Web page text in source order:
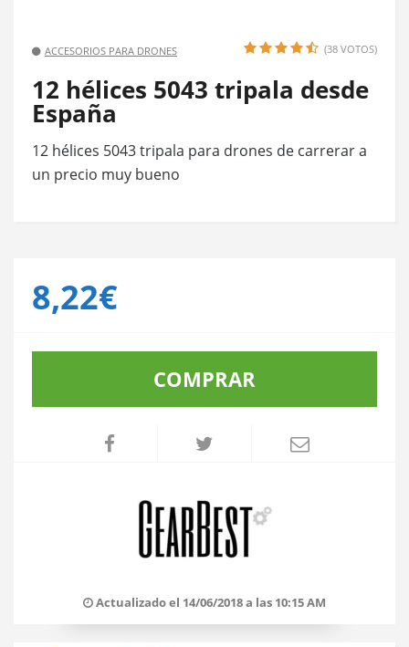
ACCESORIOS PARA DRONES (38 VOTOS)
12 hélices 5043 tripala desde
España
12 hélices 5043 tripala para drones de carrerar a
un precio muy bueno
8,22€
COMPRAR
Actualizado el 14/06/2018 a las 10:15 AM